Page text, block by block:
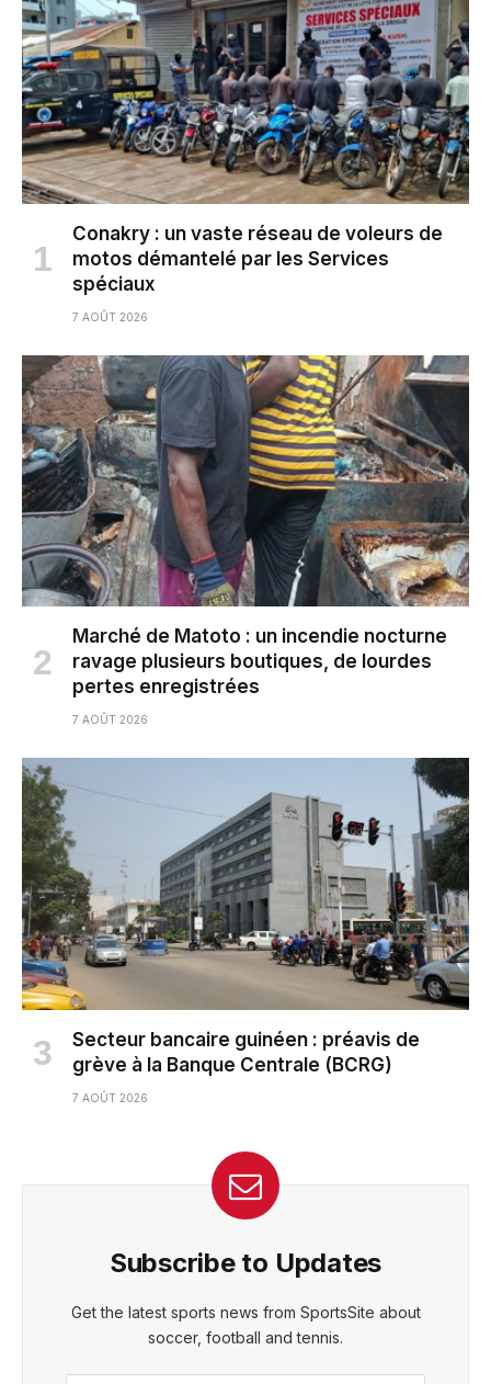
Conakry : un vaste réseau de voleurs de
motos démantelé par les Services
spéciaux
7 AOÛT 2026
Marché de Matoto : un incendie nocturne
ravage plusieurs boutiques, de lourdes
pertes enregistrées
7 AOÛT 2026
Secteur bancaire guinéen : préavis de
grève à la Banque Centrale (BCRG)
7 AOÛT 2026
Subscribe to Updates
Get the latest sports news from SportsSite about
soccer, football and tennis.